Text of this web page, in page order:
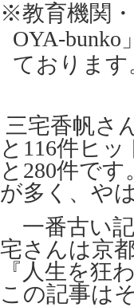
※教育機関
OYA-bunko
ております
三宅香帆さ
と 116件ヒッ
と 280件です
が多く、や
一番古い
宅さんは京
『人生を狂
この記事は